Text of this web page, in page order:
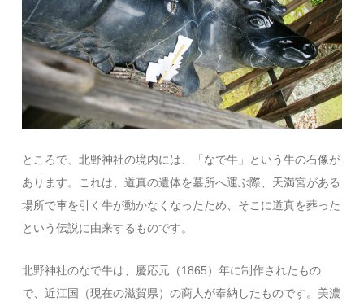
ところで、北野神社の境内には、「なで牛」という牛の石像が
あります。これは、道真の遺体を墓所へ運ぶ際、天満宮がある
場所で車を引く牛が動かなくなったため、そこに道真を葬った
という伝説に由来するものです。
北野神社のなで牛は、慶応元（1865）年に制作されたもの
で、近江国（現在の滋賀県）の商人が奉納したものです。美濃